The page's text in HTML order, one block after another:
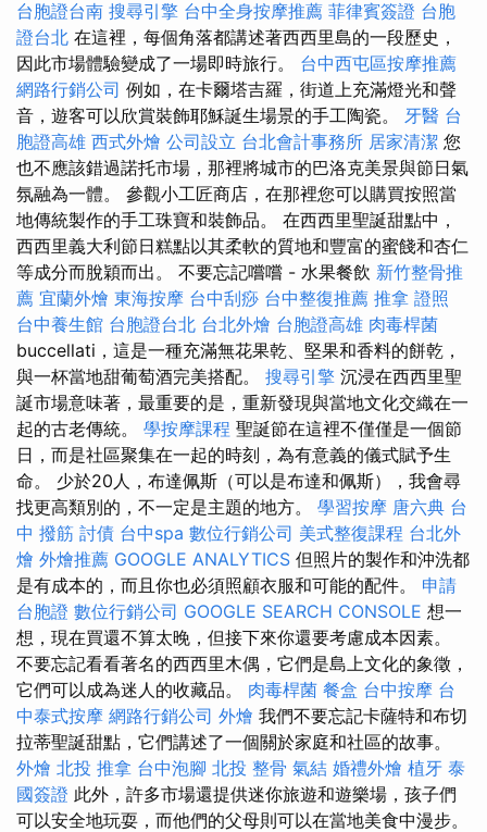
台胞證台南 搜尋引擎 台中全身按摩推薦 菲律賓簽證 台胞
證台北 在這裡，每個角落都講述著西西里島的一段歷史，
因此市場體驗變成了一場即時旅行。 台中西屯區按摩推薦
網路行銷公司 例如，在卡爾塔吉羅，街道上充滿燈光和聲
音，遊客可以欣賞裝飾耶穌誕生場景的手工陶瓷。 牙醫 台
胞證高雄 西式外燴 公司設立 台北會計事務所 居家清潔 您
也不應該錯過諾托市場，那裡將城市的巴洛克美景與節日氣
氛融為一體。 參觀小工匠商店，在那裡您可以購買按照當
地傳統製作的手工珠寶和裝飾品。 在西西里聖誕甜點中，
西西里義大利節日糕點以其柔軟的質地和豐富的蜜餞和杏仁
等成分而脫穎而出。 不要忘記嚐嚐 - 水果餐飲 新竹整骨推
薦 宜蘭外燴 東海按摩 台中刮痧 台中整復推薦 推拿 證照
台中養生館 台胞證台北 台北外燴 台胞證高雄 肉毒桿菌
buccellati，這是一種充滿無花果乾、堅果和香料的餅乾，
與一杯當地甜葡萄酒完美搭配。 搜尋引擎 沉浸在西西里聖
誕市場意味著，最重要的是，重新發現與當地文化交織在一
起的古老傳統。 學按摩課程 聖誕節在這裡不僅僅是一個節
日，而是社區聚集在一起的時刻，為有意義的儀式賦予生
命。 少於20人，布達佩斯（可以是布達和佩斯），我會尋
找更高類別的，不一定是主題的地方。 學習按摩 唐六典 台
中 撥筋 討債 台中spa 數位行銷公司 美式整復課程 台北外
燴 外燴推薦 GOOGLE ANALYTICS 但照片的製作和沖洗都
是有成本的，而且你也必須照顧衣服和可能的配件。 申請
台胞證 數位行銷公司 GOOGLE SEARCH CONSOLE 想一
想，現在買還不算太晚，但接下來你還要考慮成本因素。
不要忘記看看著名的西西里木偶，它們是島上文化的象徵，
它們可以成為迷人的收藏品。 肉毒桿菌 餐盒 台中按摩 台
中泰式按摩 網路行銷公司 外燴 我們不要忘記卡薩特和布切
拉蒂聖誕甜點，它們講述了一個關於家庭和社區的故事。
外燴 北投 推拿 台中泡腳 北投 整骨 氣結 婚禮外燴 植牙 泰
國簽證 此外，許多市場還提供迷你旅遊和遊樂場，孩子們
可以安全地玩耍，而他們的父母則可以在當地美食中漫步。